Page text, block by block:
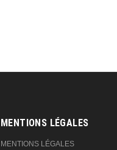
MENTIONS LÉGALES
MENTIONS LÉGALES